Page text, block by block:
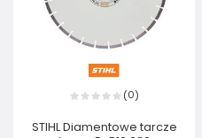
(0)
STIHL Diamentowe tarcze